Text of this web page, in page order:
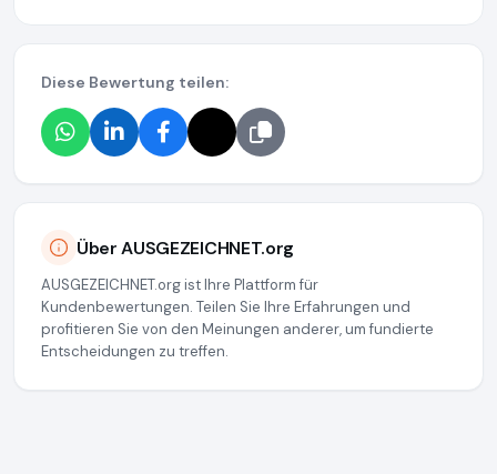
Diese Bewertung teilen:
Über AUSGEZEICHNET.org
AUSGEZEICHNET.org ist Ihre Plattform für
Kundenbewertungen. Teilen Sie Ihre Erfahrungen und
profitieren Sie von den Meinungen anderer, um fundierte
Entscheidungen zu treffen.